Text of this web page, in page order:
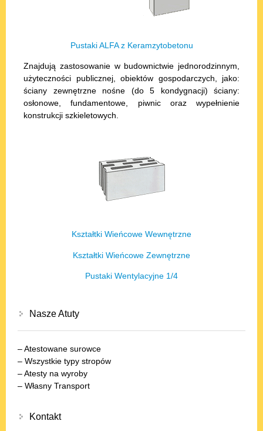
Pustaki ALFA z Keramzytobetonu
Znajdują zastosowanie w budownictwie jednorodzinnym,
użyteczności publicznej, obiektów gospodarczych, jako:
ściany zewnętrzne nośne (do 5 kondygnacji) ściany:
osłonowe, fundamentowe, piwnic oraz wypełnienie
konstrukcji szkieletowych.
Kształtki Wieńcowe Wewnętrzne
Kształtki Wieńcowe Zewnętrzne
Pustaki Wentylacyjne 1/4
Nasze Atuty
– Atestowane surowce
– Wszystkie typy stropów
– Atesty na wyroby
– Własny Transport
Kontakt